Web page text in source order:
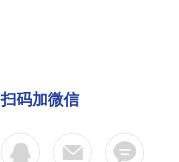
扫码加微信